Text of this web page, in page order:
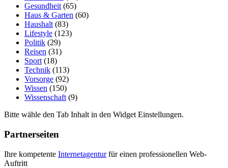
Gesundheit (65)
Haus & Garten (60)
Haushalt (83)
Lifestyle (123)
Politik (29)
Reisen (31)
Sport (18)
Technik (113)
Vorsorge (92)
Wissen (150)
Wissenschaft (9)
Bitte wähle den Tab Inhalt in den Widget Einstellungen.
Partnerseiten
Ihre kompetente Internetagenturfür einen professionellen Web-
Auftritt